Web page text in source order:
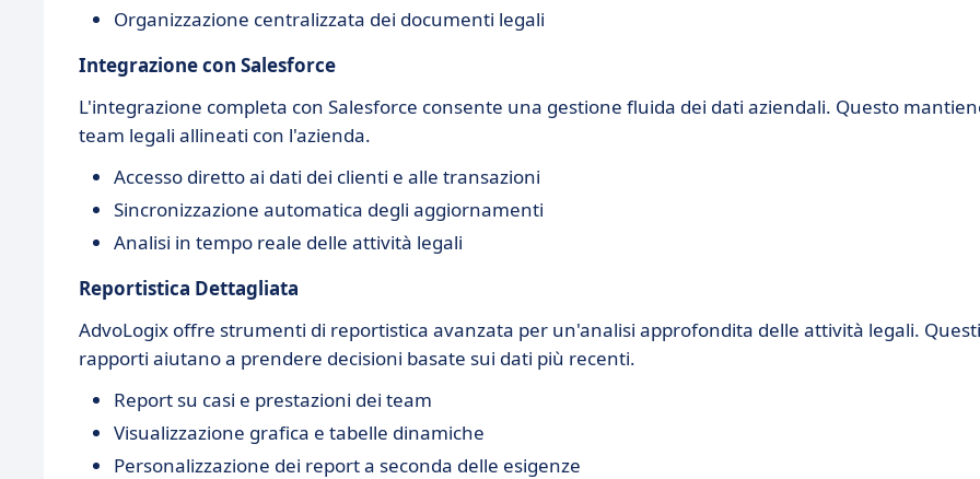
Organizzazione centralizzata dei documenti legali
Integrazione con Salesforce
L'integrazione completa con Salesforce consente una gestione fluida dei dati aziendali. Questo
team legali allineati con l'azienda.
Accesso diretto ai dati dei clienti e alle transazioni
Sincronizzazione automatica degli aggiornamenti
Analisi in tempo reale delle attività legali
Reportistica Dettagliata
AdvoLogix offre strumenti di reportistica avanzata per un'analisi approfondita delle attività legali. Questi
rapporti aiutano a prendere decisioni basate sui dati più recenti.
Report su casi e prestazioni dei team
Visualizzazione grafica e tabelle dinamiche
Personalizzazione dei report a seconda delle esigenze